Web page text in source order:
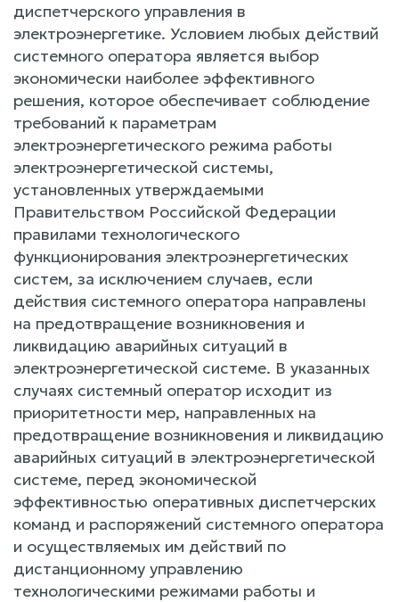
диспетчерского управления в
электроэнергетике. Условием любых действий
системного оператора является выбор
экономически наиболее эффективного
решения, которое обеспечивает соблюдение
требований к параметрам
электроэнергетического режима работы
электроэнергетической системы,
установленных утверждаемыми
Правительством Российской Федерации
правилами технологического
функционирования электроэнергетических
систем, за исключением случаев, если
действия системного оператора направлены
на предотвращение возникновения и
ликвидацию аварийных ситуаций в
электроэнергетической системе. В указанных
случаях системный оператор исходит из
приоритетности мер, направленных на
предотвращение возникновения и ликвидацию
аварийных ситуаций в электроэнергетической
системе, перед экономической
эффективностью оперативных диспетчерских
команд и распоряжений системного оператора
и осуществляемых им действий по
дистанционному управлению
технологическими режимами работы и